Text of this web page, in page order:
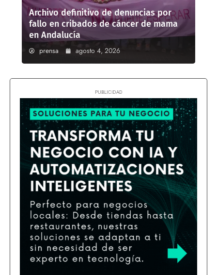
Archivo definitivo de denuncias por
fallo en cribados de cáncer de mama
en Andalucía
prensa agosto 4, 2026